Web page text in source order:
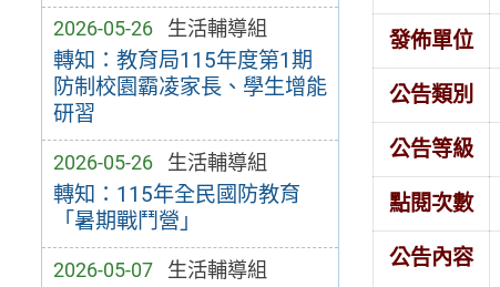
2026-05-26 生活輔導組
轉知：教育局115年度第1期
防制校園霸凌家長、學生增能
研習
2026-05-26 生活輔導組
轉知：115年全民國防教育
「暑期戰鬥營」
2026-05-07 生活輔導組
發佈單位
公告類別
公告等級
點閱次數
公告內容